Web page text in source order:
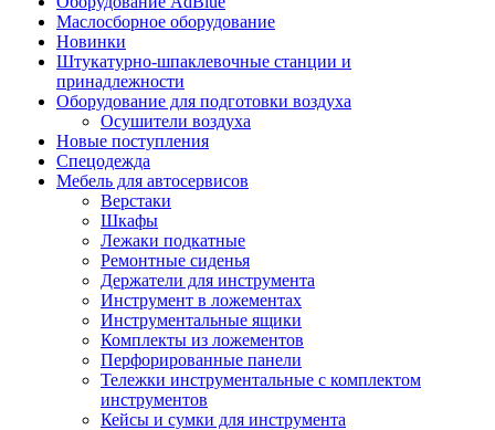
Маслосборное оборудование
Новинки
Штукатурно-шпаклевочные станции и
принадлежности
Оборудование для подготовки воздуха
Осушители воздуха
Новые поступления
Спецодежда
Мебель для автосервисов
Верстаки
Шкафы
Лежаки подкатные
Ремонтные сиденья
Держатели для инструмента
Инструмент в ложементах
Инструментальные ящики
Комплекты из ложементов
Перфорированные панели
Тележки инструментальные с комплектом
инструментов
Кейсы и сумки для инструмента